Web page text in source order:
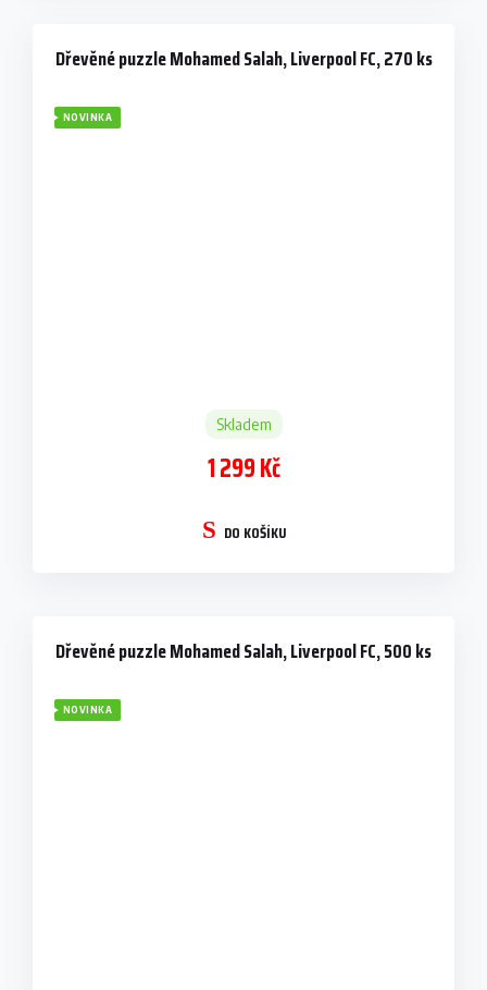
Dřevěné puzzle Mohamed Salah, Liverpool FC, 270 ks
NOVINKA
Skladem
1 299 Kč
DO KOŠÍKU
Dřevěné puzzle Mohamed Salah, Liverpool FC, 500 ks
NOVINKA